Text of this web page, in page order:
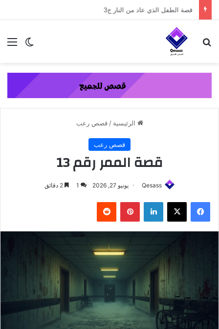
content
قصة الطفل الذي عاد من النار ج3
الوضع بحث عن
الرئيسية / قصص رعب
قصص رعب
قصة الممر رقم 13
Qesass يونيو 27, 2026 1
فيسبوك ‫X لينكدإن بينتيريست